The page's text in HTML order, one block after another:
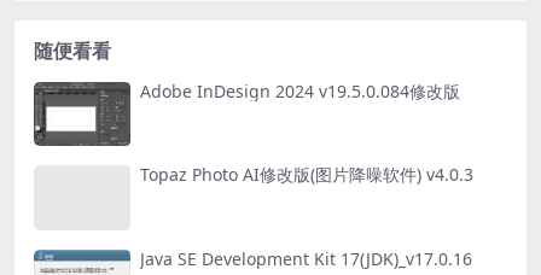
随便看看
Adobe InDesign 2024 v19.5.0.084修改版
Topaz Photo AI修改版(图片降噪软件) v4.0.3
Java SE Development Kit 17(JDK)_v17.0.16